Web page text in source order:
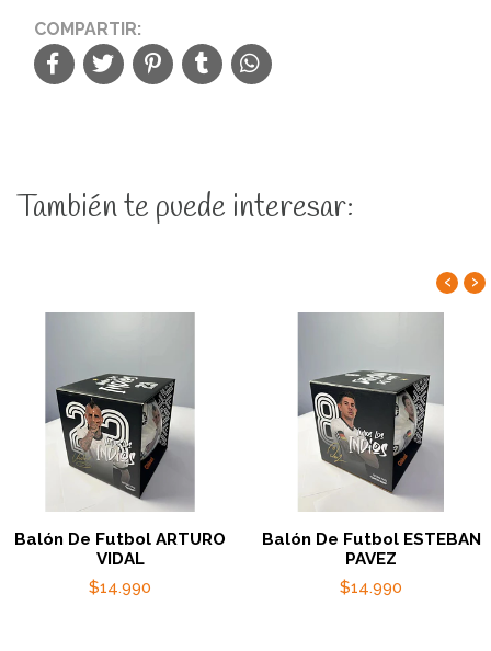
COMPARTIR:
También te puede interesar:
Balón De Futbol ARTURO
VIDAL
$14.990
Balón De Futbol ESTEBAN
PAVEZ
$14.990
‹ ›